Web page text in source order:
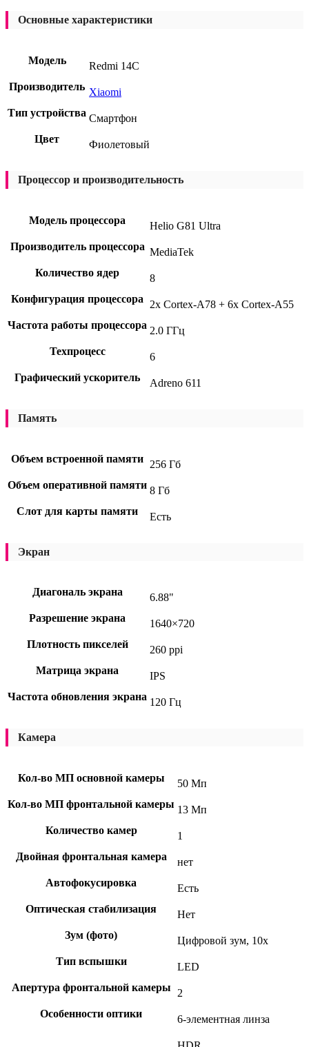
Основные характеристики
Модель
Redmi 14C
Производитель Xiaomi
Тип устройства Смартфон
Цвет
Фиолетовый
Процессор и производительность
Модель процессора
Helio G81 Ultra
Производитель процессора MediaTek
Количество ядер
8
Конфигурация процессора
2x Cortex-A78 + 6x Cortex-A55
Частота работы процессора 2.0 ГГц
Техпроцесс
6
Графический ускоритель
Adreno 611
Память
Объем встроенной памяти 256 Гб
Объем оперативной памяти 8 Гб
Слот для карты памяти
Есть
Экран
Диагональ экрана
6.88"
Разрешение экрана
1640×720
Плотность пикселей
260 ppi
Матрица экрана
IPS
Частота обновления экрана 120 Гц
Камера
Кол-во МП основной камеры
50 Мп
Кол-во МП фронтальной камеры 13 Мп
Количество камер
1
Двойная фронтальная камера
нет
Автофокусировка
Есть
Оптическая стабилизация
Нет
Зум (фото)
Цифровой зум, 10x
Тип вспышки
LED
Апертура фронтальной камеры
2
Особенности оптики
6-элементная линза